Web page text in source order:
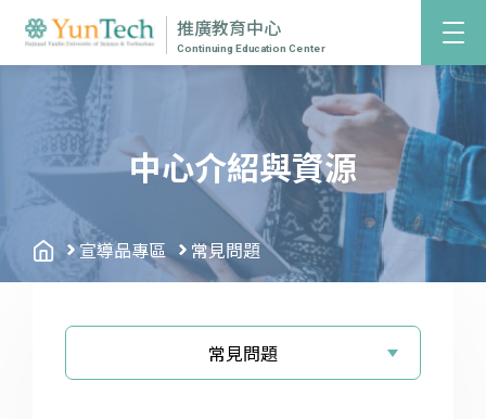
推廣教育中心
Continuing Education Center
中心介紹與資源
宣導品專區 常見問題
常見問題